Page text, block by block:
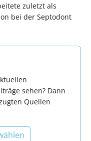
zuletzt als
bei der Septodont
sehen? Dann
Quellen